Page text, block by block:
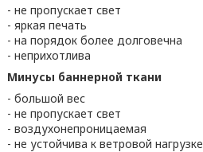
- не пропускает свет
- яркая печать
- на порядок более долговечна
- неприхотлива
Минусы баннерной ткани
- большой вес
- не пропускает свет
- воздухонепроницаемая
- не устойчива к ветровой нагрузке